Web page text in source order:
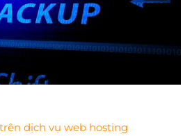
dịch vụ web hosting